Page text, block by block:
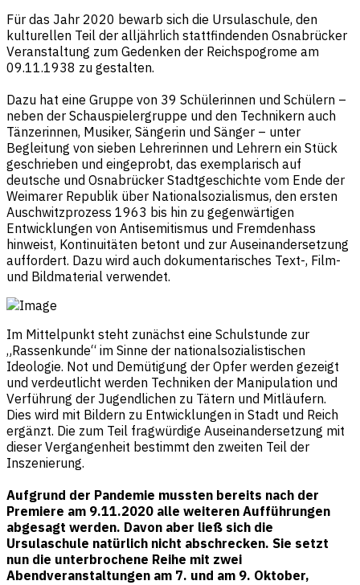
Für das Jahr 2020 bewarb sich die Ursulaschule, den
kulturellen Teil der alljährlich stattfindenden Osnabrücker
Veranstaltung zum Gedenken der Reichspogrome am
09.11.1938 zu gestalten.
Dazu hat eine Gruppe von 39 Schülerinnen und Schülern –
neben der Schauspielergruppe und den Technikern auch
Tänzerinnen, Musiker, Sängerin und Sänger – unter
Begleitung von sieben Lehrerinnen und Lehrern ein Stück
geschrieben und eingeprobt, das exemplarisch auf
deutsche und Osnabrücker Stadtgeschichte vom Ende der
Weimarer Republik über Nationalsozialismus, den ersten
Auschwitzprozess 1963 bis hin zu gegenwärtigen
Entwicklungen von Antisemitismus und Fremdenhass
hinweist, Kontinuitäten betont und zur Auseinandersetzung
auffordert. Dazu wird auch dokumentarisches Text-, Film-
und Bildmaterial verwendet.
Im Mittelpunkt steht zunächst eine Schulstunde zur
„Rassenkunde“ im Sinne der nationalsozialistischen
Ideologie. Not und Demütigung der Opfer werden gezeigt
und verdeutlicht werden Techniken der Manipulation und
Verführung der Jugendlichen zu Tätern und Mitläufern.
Dies wird mit Bildern zu Entwicklungen in Stadt und Reich
ergänzt. Die zum Teil fragwürdige Auseinandersetzung mit
dieser Vergangenheit bestimmt den zweiten Teil der
Inszenierung.
Aufgrund der Pandemie mussten bereits nach der
Premiere am 9.11.2020 alle weiteren Aufführungen
abgesagt werden. Davon aber ließ sich die
Ursulaschule natürlich nicht abschrecken. Sie setzt
nun die unterbrochene Reihe mit zwei
Abendveranstaltungen am 7. und am 9. Oktober,